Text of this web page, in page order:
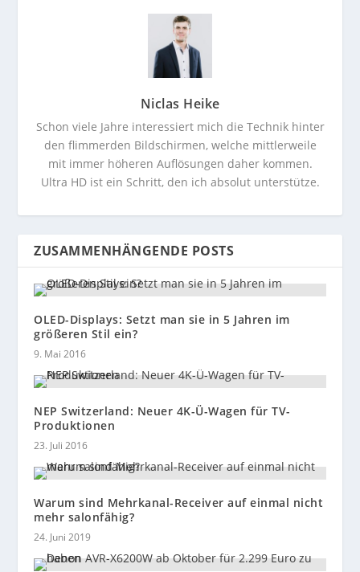
Niclas Heike
Schon viele Jahre interessiert mich die Technik hinter
den flimmerden Bildschirmen, welche mittlerweile
mit immer höheren Auflösungen daher kommen.
Ultra HD ist ein Schritt, den ich absolut unterstütze.
ZUSAMMENHÄNGENDE POSTS
OLED-Displays: Setzt man sie in 5 Jahren im
größeren Stil ein?
9. Mai 2016
NEP Switzerland: Neuer 4K-Ü-Wagen für TV-
Produktionen
23. Juli 2016
Warum sind Mehrkanal-Receiver auf einmal nicht
mehr salonfähig?
24. Juni 2019